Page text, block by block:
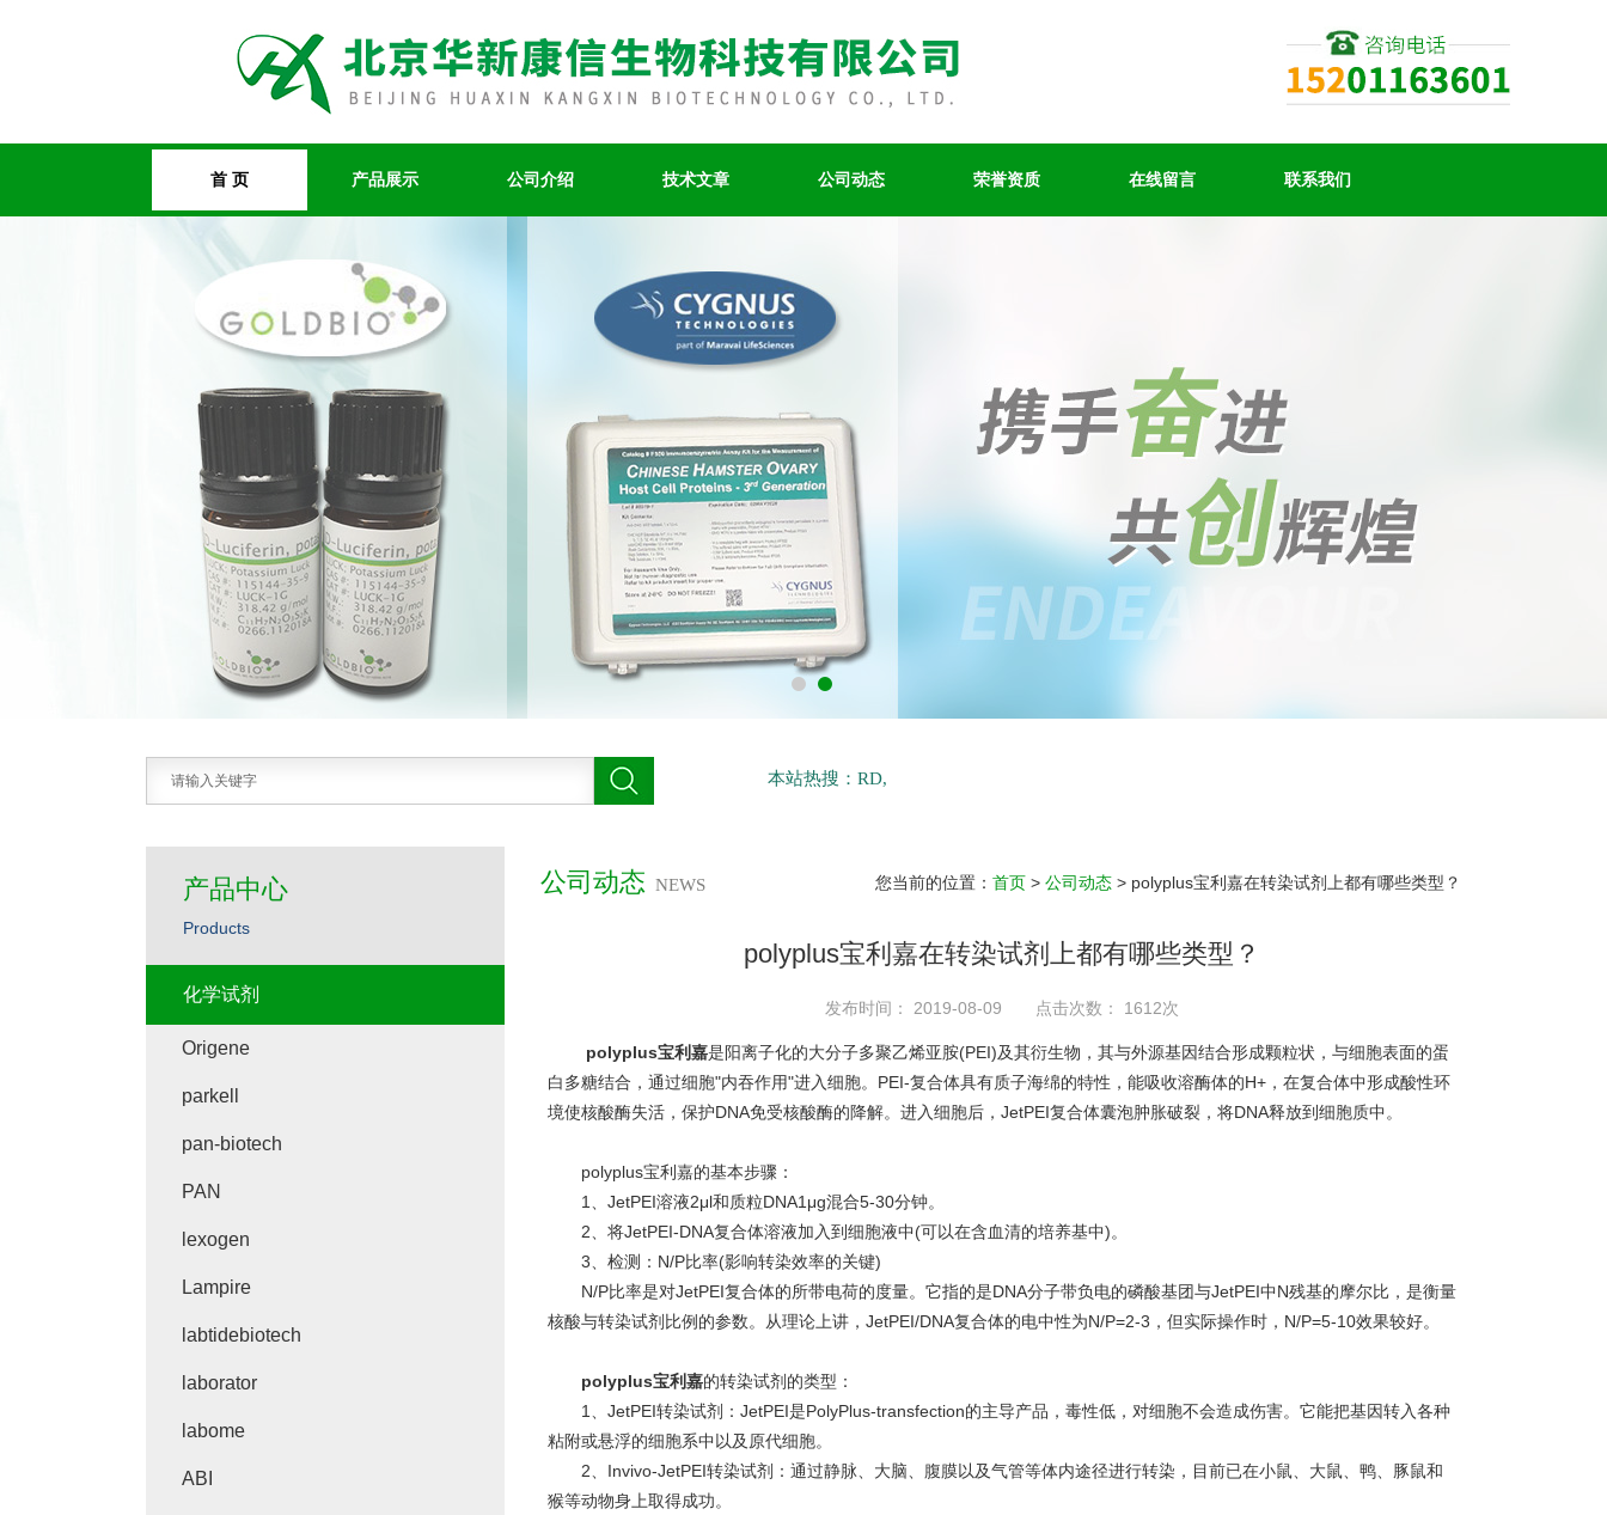
首 页 产品展示 公司介绍 技术文章 公司动态 荣誉资质 在线留言 联系我们
本站热搜：RD,
公司动态 NEWS 您当前的位置： 首页 > 公司动态 > polyplus宝利嘉在转染试剂上都有哪些类型？
polyplus宝利嘉在转染试剂上都有哪些类型？
发布时间： 2019-08-09 点击次数： 1612次
polyplus宝利嘉是阳离子化的大分子多聚乙烯亚胺(PEI)及其衍生物，其与外源基因结合形成颗粒状，与细胞表面的蛋
白多糖结合，通过细胞"内吞作用"进入细胞。PEI-复合体具有质子海绵的特性，能吸收溶酶体的H+，在复合体中形成酸性环
境使核酸酶失活，保护DNA免受核酸酶的降解。进入细胞后，JetPEI复合体囊泡肿胀破裂，将DNA释放到细胞质中。
polyplus宝利嘉的基本步骤：
1、JetPEI溶液2μl和质粒DNA1μg混合5-30分钟。
2、将JetPEI-DNA复合体溶液加入到细胞液中(可以在含血清的培养基中)。
3、检测：N/P比率(影响转染效率的关键)
N/P比率是对JetPEI复合体的所带电荷的度量。它指的是DNA分子带负电的磷酸基团与JetPEI中N残基的摩尔比，是衡量
核酸与转染试剂比例的参数。从理论上讲，JetPEI/DNA复合体的电中性为N/P=2-3，但实际操作时，N/P=5-10效果较好。
polyplus宝利嘉的转染试剂的类型：
1、JetPEI转染试剂：JetPEI是PolyPlus-transfection的主导产品，毒性低，对细胞不会造成伤害。它能把基因转入各种
粘附或悬浮的细胞系中以及原代细胞。
2、Invivo-JetPEI转染试剂：通过静脉、大脑、腹膜以及气管等体内途径进行转染，目前已在小鼠、大鼠、鸭、豚鼠和
猴等动物身上取得成功。
产品中心
Products
化学试剂
Origene
parkell
pan-biotech
PAN
lexogen
Lampire
labtidebiotech
laborator
labome
ABI